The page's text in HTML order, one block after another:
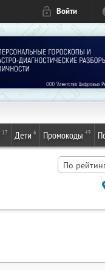
Войти
17 Дети 6 Промокоды 49
По